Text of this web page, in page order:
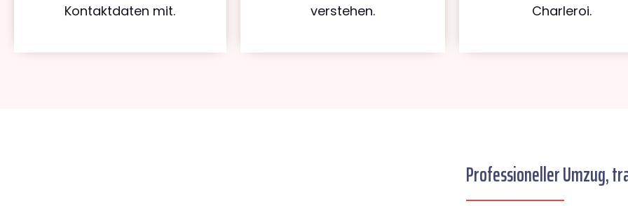
Kontaktdaten mit.
verstehen.
Charleroi.
Professioneller Umzug,